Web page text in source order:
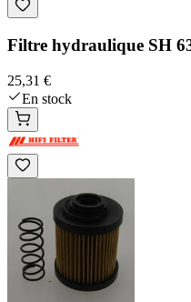
Filtre hydraulique SH
25,31 €
En stock